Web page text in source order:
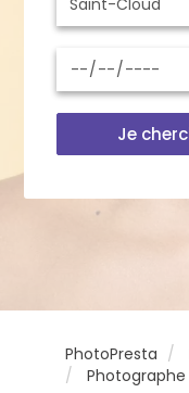
Je
PhotoPresta